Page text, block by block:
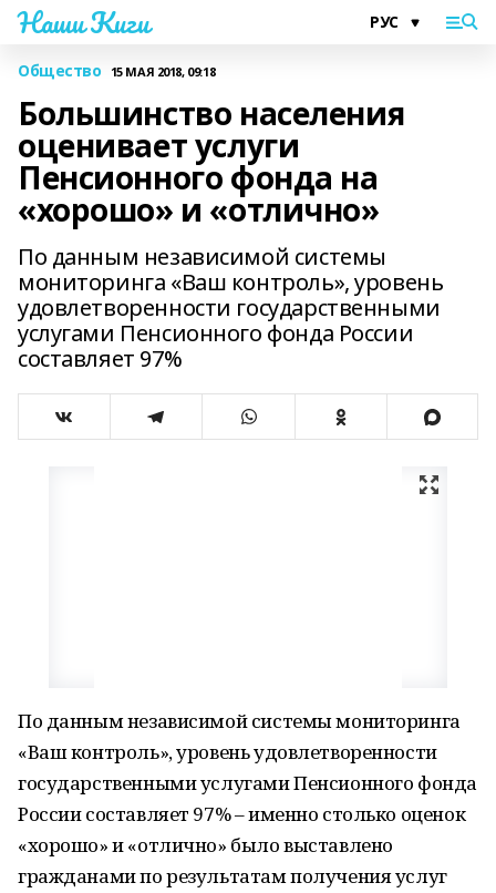
Наши Киги
Общество 15 МАЯ 2018, 09:18
Большинство населения
оценивает услуги
Пенсионного фонда на
«хорошо» и «отлично»
По данным независимой системы
мониторинга «Ваш контроль», уровень
удовлетворенности государственными
услугами Пенсионного фонда России
составляет 97%
По данным независимой системы мониторинга
«Ваш контроль», уровень удовлетворенности
государственными услугами Пенсионного фонда
России составляет 97% – именно столько оценок
«хорошо» и «отлично» было выставлено
гражданами по результатам получения услуг